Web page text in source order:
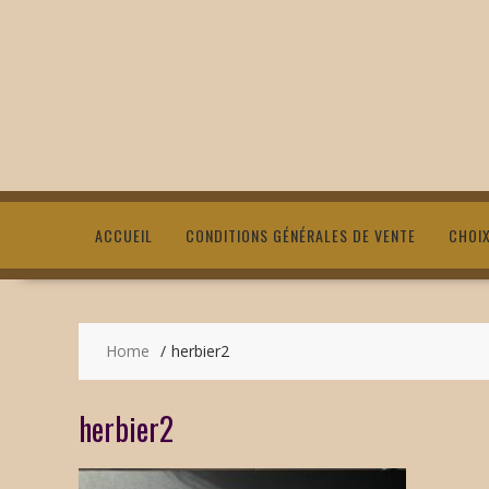
ACCUEIL CONDITIONS GÉNÉRALES DE VENTE
Home herbier2
herbier2